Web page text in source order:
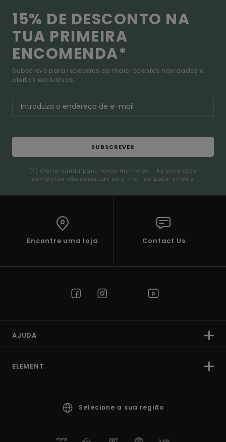
15% DE DESCONTO NA
TUA PRIMEIRA
ENCOMENDA*
Subscreve para receberes as mais recentes novidades e
ofertas exclusivas.
SUBSCREVER
(*) Oferta válida para novos membros - As condições
completas são descritas no e-mail de boas-vindas
Encontre uma loja Contact Us
AJUDA
ELEMENT
Selecione a sua região